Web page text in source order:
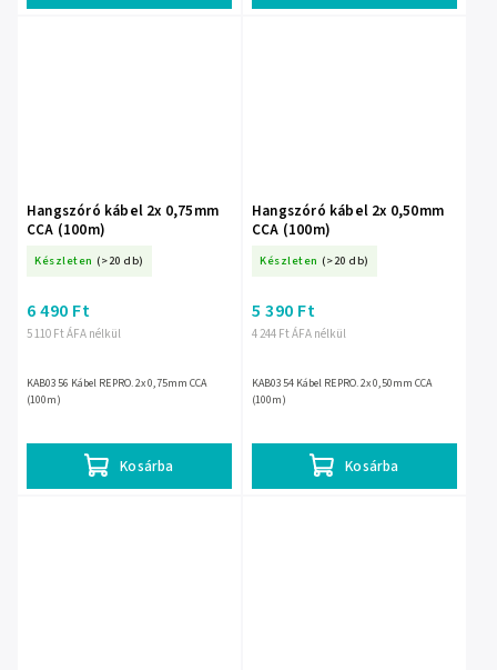
Hangszóró kábel 2x 0,75mm
CCA (100m)
Készleten (>20 db)
5 110 Ft ÁFA nélkül
6 490 Ft
Kosárba
KAB0356 Kábel REPRO. 2x 0,75mm CCA
(100m)
Hangszóró kábel 2x 0,50mm
CCA (100m)
Készleten (>20 db)
4 244 Ft ÁFA nélkül
5 390 Ft
Kosárba
KAB0354 Kábel REPRO. 2x 0,50mm CCA
(100m)